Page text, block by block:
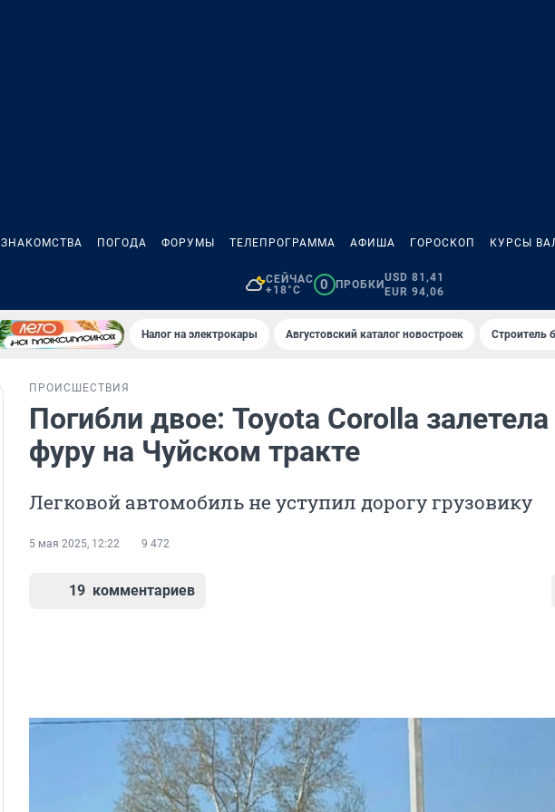
ЗНАКОМСТВА ПОГОДА ФОРУМЫ ТЕЛЕПРОГРАММА АФИША ГОРОСКОП КУРСЫ
СЕЙЧАС
+18°C
0 ПРОБКИ
USD 81,41
EUR 94,06
Налог на электрокары Августовский каталог новостроек Строитель
ПРОИСШЕСТВИЯ
Погибли двое: Toyota Corolla
фуру на Чуйском тракте
Легковой автомобиль не уступил дорогу грузовику
5 мая 2025, 12:22 9 472
19 комментариев